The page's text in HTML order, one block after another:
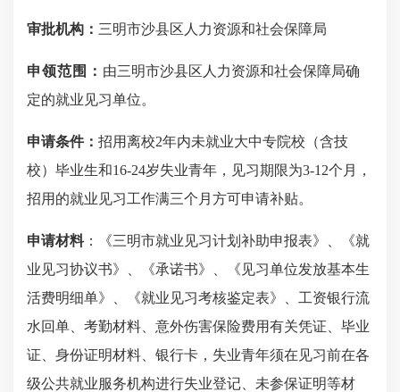
审批机构： 三明市沙县区人力资源和社会保障局
申领范围： 由三明市沙县区人力资源和社会保障局确
定的就业见习单位。
申请条件： 招用离校2年内未就业大中专院校（含技
校）毕业生和16-24岁失业青年，见习期限为3-12个月
，
招用的就业见习工作满三个月方可申请补贴。
申请材料： 《三明市就业见习计划补助申报表》、《就
业见习协议书》、《承诺书》、《见习单位发放基本生
活费明细单》、
《就业见习考核鉴定表》
工资银行流
水回单、考勤材料、意外伤害保险费用有关凭证、毕业
证、身份证明材料、银行卡，失业青年须在见习前在各
级公共就业服务机构进行失业登记、未参保证明等材